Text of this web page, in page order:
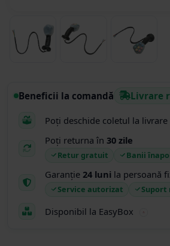
Beneficii la comandă Livrare
Poți deschide coletul la livrare
Poți returna în 30 zile
Retur gratuit Banii
Garanție 24 luni la persoană
Service autorizat Suport
Disponibil la EasyBox